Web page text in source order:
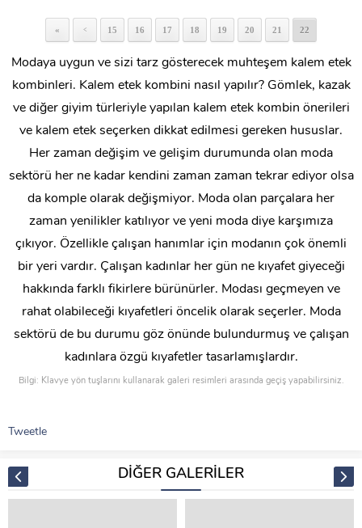
« < 15 16 17 18 19 20 21 22
Modaya uygun ve sizi tarz gösterecek muhteşem kalem etek
kombinleri. Kalem etek kombini nasıl yapılır? Gömlek, kazak
ve diğer giyim türleriyle yapılan kalem etek kombin önerileri
ve kalem etek seçerken dikkat edilmesi gereken hususlar.
Her zaman değişim ve gelişim durumunda olan moda
sektörü her ne kadar kendini zaman zaman tekrar ediyor olsa
da komple olarak değişmiyor. Moda olan parçalara her
zaman yenilikler katılıyor ve yeni moda diye karşımıza
çıkıyor. Özellikle çalışan hanımlar için modanın çok önemli
bir yeri vardır. Çalışan kadınlar her gün ne kıyafet giyeceği
hakkında farklı fikirlere bürünürler. Modası geçmeyen ve
rahat olabileceği kıyafetleri öncelik olarak seçerler. Moda
sektörü de bu durumu göz önünde bulundurmuş ve çalışan
kadınlara özgü kıyafetler tasarlamışlardır.
Bilgi: Klavye yön tuşlarını kullanarak galeri resimleri arasında geçiş yapabilirsiniz.
Tweetle
DİĞER GALERİLER